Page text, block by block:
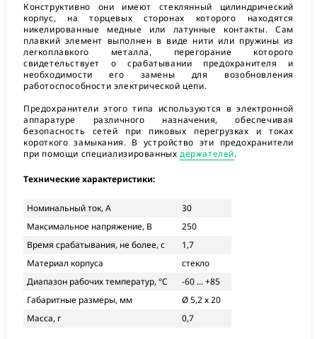
Конструктивно они имеют стеклянный цилиндрический
корпус, на торцевых сторонах которого находятся
никелированные медные или латунные контакты. Сам
плавкий элемент выполнен в виде нити или пружины из
легкоплавкого металла, перегорание которого
свидетельствует о срабатывании предохранителя и
необходимости его замены для возобновления
работоспособности электрической цепи.
Предохранители этого типа используются в электронной
аппаратуре различного назначения, обеспечивая
безопасность сетей при пиковых перегрузках и токах
короткого замыкания. В устройство эти предохранители
при помощи специализированныхдержателей.
Технические характеристики:
Номинальный ток, А
30
Максимальное напряжение, В
250
Время срабатывания, не более, с
1,7
Материал корпуса
стекло
Диапазон рабочих температур, °С
-60 ... +85
Габаритные размеры, мм
Ø 5,2 х 20
Масса, г
0,7